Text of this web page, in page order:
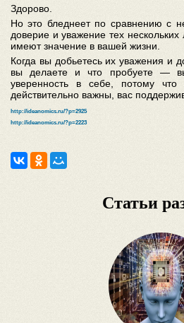
Здорово.
Но это бледнеет по сравнению с
доверие и уважение тех
имеют значение в вашей жизни.
Когда вы добьетесь их уважения и
вы делаете и что пробуете —
уверенность в себе, потому
действительно важны, вас
http://ideanomics.ru/?p=2925
http://ideanomics.ru/?p=2223
Статьи